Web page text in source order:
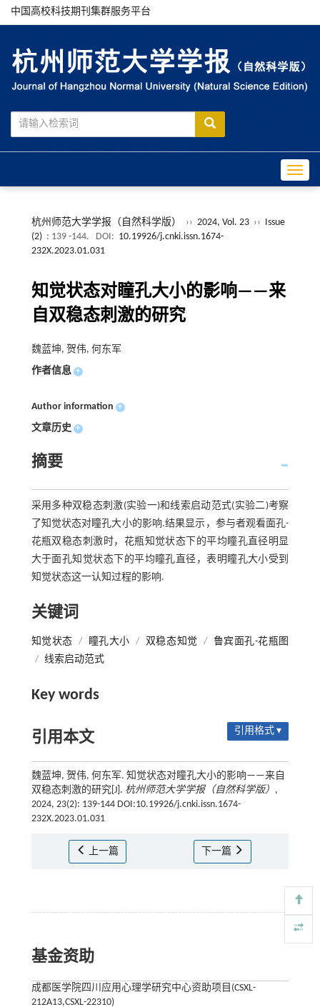
中国高校科技期刊集群服务平台
杭州师范大学学报（自然科学版） ›› 2024, Vol. 23 ›› Issue
(2) : 139 -144. DOI: 10.19926/j.cnki.issn.1674-
232X.2023.01.031
知觉状态对瞳孔大小的影响——来
自双稳态刺激的研究
魏蓝坤, 贺伟, 何东军
作者信息 +
Author information +
文章历史 +
摘要
采用多种双稳态刺激(实验一)和线索启动范式(实验二)考察
了知觉状态对瞳孔大小的影响.结果显示，参与者观看面孔-
花瓶双稳态刺激时，花瓶知觉状态下的平均瞳孔直径明显
大于面孔知觉状态下的平均瞳孔直径，表明瞳孔大小受到
知觉状态这一认知过程的影响.
关键词
知觉状态 / 瞳孔大小 / 双稳态知觉 / 鲁宾面孔-花瓶图
/ 线索启动范式
Key words
引用本文 引用格式 ▾
魏蓝坤, 贺伟, 何东军. 知觉状态对瞳孔大小的影响——来自
双稳态刺激的研究[J]. 杭州师范大学学报（自然科学版） ,
2024, 23(2): 139-144 DOI:10.19926/j.cnki.issn.1674-
232X.2023.01.031
上一篇 下一篇
基金资助
成都医学院四川应用心理学研究中心资助项目(CSXL-
212A13,CSXL-22310)